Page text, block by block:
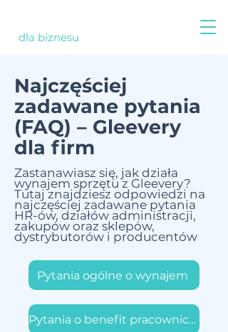
dla biznesu
Najczęściej
zadawane pytania
(FAQ) – Gleevery
dla firm
Zastanawiasz się, jak działa
wynajem sprzętu z Gleevery?
Tutaj znajdziesz odpowiedzi na
najczęściej zadawane pytania
HR-ów, działów administracji,
zakupów oraz sklepów,
dystrybutorów i producentów
Pytania ogólne o wynajem
Pytania o benefit pracowniczy